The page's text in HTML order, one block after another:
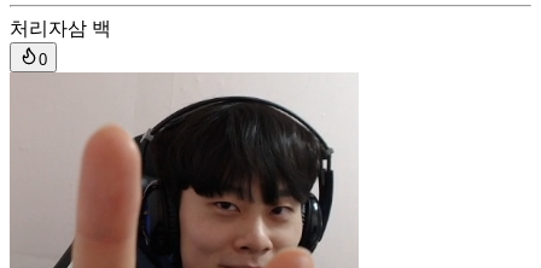
처리자삼 백
0